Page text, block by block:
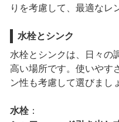
りを考慮して、最適なレ
水栓とシンク
水栓とシンクは、日々の
高い場所です。使いやす
ン性も考慮して選びまし
水栓：